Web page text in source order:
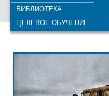
БИБЛИОТЕКА
ЦЕЛЕВОЕ ОБУЧЕНИЕ